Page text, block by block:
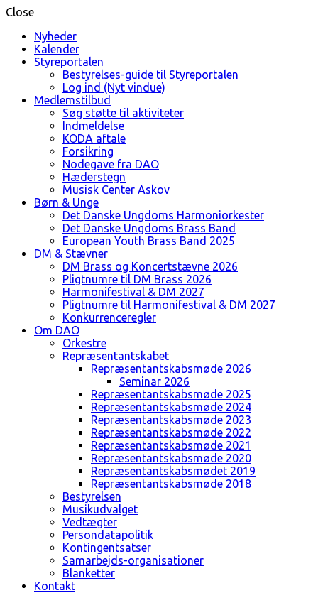
Close
Nyheder
Kalender
Styreportalen
Bestyrelses-guide til Styreportalen
Log ind (Nyt vindue)
Medlemstilbud
Søg støtte til aktiviteter
Indmeldelse
KODA aftale
Forsikring
Nodegave fra DAO
Hæderstegn
Musisk Center Askov
Børn & Unge
Det Danske Ungdoms Harmoniorkester
Det Danske Ungdoms Brass Band
European Youth Brass Band 2025
DM & Stævner
DM Brass og Koncertstævne 2026
Pligtnumre til DM Brass 2026
Harmonifestival & DM 2027
Pligtnumre til Harmonifestival & DM 2027
Konkurrenceregler
Om DAO
Orkestre
Repræsentantskabet
Repræsentantskabsmøde 2026
Seminar 2026
Repræsentantskabsmøde 2025
Repræsentantskabsmøde 2024
Repræsentantskabsmøde 2023
Repræsentantskabsmøde 2022
Repræsentantskabsmøde 2021
Repræsentantskabsmøde 2020
Repræsentantskabsmødet 2019
Repræsentantskabsmøde 2018
Bestyrelsen
Musikudvalget
Vedtægter
Persondatapolitik
Kontingentsatser
Samarbejds-organisationer
Blanketter
Kontakt